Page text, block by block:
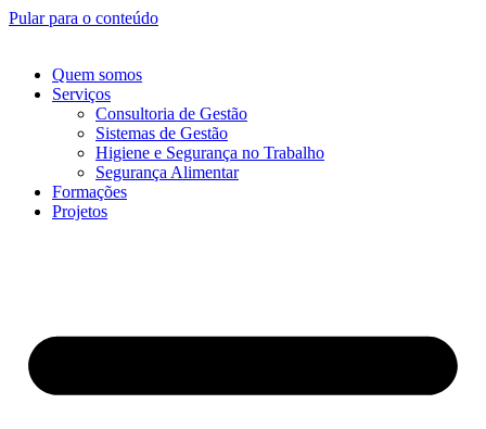
Pular para o conteúdo
Quem somos
Serviços
Consultoria de Gestão
Sistemas de Gestão
Higiene e Segurança no Trabalho
Segurança Alimentar
Formações
Projetos